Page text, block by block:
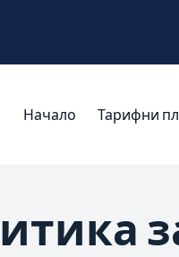
Начало Тарифни